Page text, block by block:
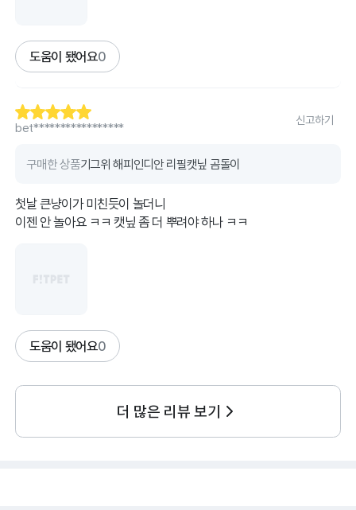
도움이 됐어요0
bet*****************
신고하기
구매한 상품기그위 해피인디안 리필캣닢 곰돌이
첫날 큰냥이가 미친듯이 놀더니
도움이 됐어요0
더 많은 리뷰 보기